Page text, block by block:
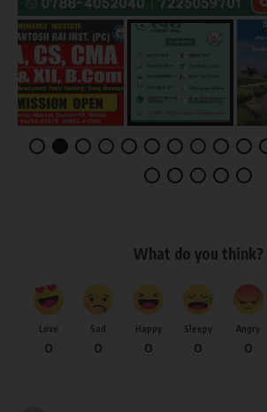
What do you think?
Love
0
Sad
0
Happy
0
Sleepy
0
Angry
0